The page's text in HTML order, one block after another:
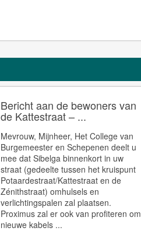
Bericht aan de bewoners van
de Kattestraat – ...
Mevrouw, Mijnheer, Het College van
Burgemeester en Schepenen deelt u
mee dat Sibelga binnenkort in uw
straat (gedeelte tussen het kruispunt
Potaardestraat/Kattestraat en de
Zénithstraat) omhulsels en
verlichtingspalen zal plaatsen.
Proximus zal er ook van profiteren om
nieuwe kabels ...